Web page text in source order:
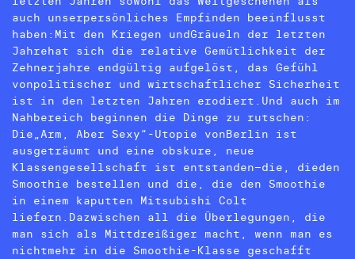
auch unserpersönliches Empfinden beeinflusst
haben:Mit den Kriegen undGräueln der letzten
Jahrehat sich die relative Gemütlichkeit der
Zehnerjahre endgültig aufgelöst, das Gefühl
vonpolitischer und wirtschaftlicher Sicherheit
ist in den letzten Jahren erodiert.Und auch im
Nahbereich beginnen die Dinge zu rutschen:
Die„Arm, Aber Sexy“-Utopie vonBerlin ist
ausgeträumt und eine obskure, neue
Klassengesellschaft ist entstanden–die, dieden
Smoothie bestellen und die, die den Smoothie
in einem kaputten Mitsubishi Colt
liefern.Dazwischen all die Überlegungen, die
man sich als Mittdreißiger macht, wenn man es
nichtmehr in die Smoothie-Klasse geschafft